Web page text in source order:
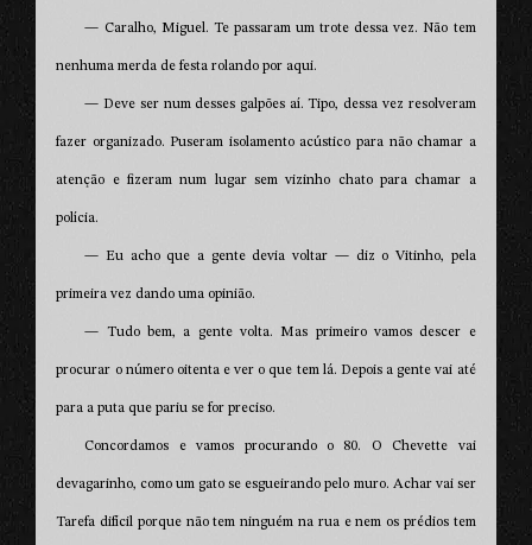
— Caralho, Miguel. Te passaram um trote dessa vez. Não tem
nenhuma merda de festa rolando por aqui.
— Deve ser num desses galpões aí. Tipo, dessa vez resolveram
fazer organizado. Puseram isolamento acústico para não chamar a
atenção e fizeram num lugar sem vizinho chato para chamar a
polícia.
— Eu acho que a gente devia voltar — diz o Vitinho, pela
primeira vez dando uma opinião.
— Tudo bem, a gente volta. Mas primeiro vamos descer e
procurar o número oitenta e ver o que tem lá. Depois a gente vai até
para a puta que pariu se for preciso.
Concordamos e vamos procurando o 80. O Chevette vai
devagarinho, como um gato se esgueirando pelo muro. Achar vai ser
Tarefa difícil porque não tem ninguém na rua e nem os prédios tem